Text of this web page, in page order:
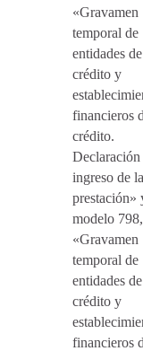
«Gravamen
temporal de
entidades de
crédito y
financieros
crédito.
Declaración
ingreso de la
prestación»
modelo 798,
«Gravamen
temporal de
entidades de
crédito y
financieros